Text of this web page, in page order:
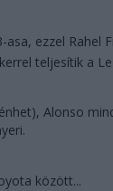
ezzel Rahel
teljesítik a
Alonso
között...